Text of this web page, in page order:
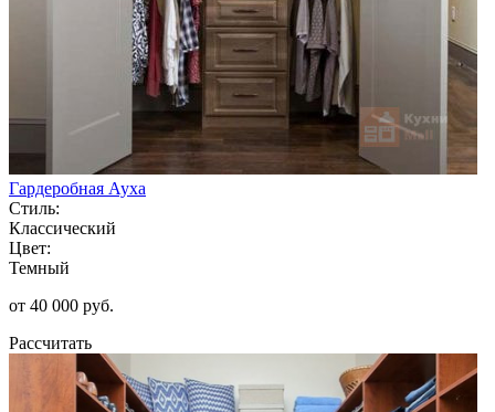
Гардеробная Ауха
Стиль:
Классический
Цвет:
Темный
от 40 000 руб.
Рассчитать